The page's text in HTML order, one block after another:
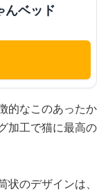
んベッド
的なこのあったか
加工で猫に最高の
のデザインは、